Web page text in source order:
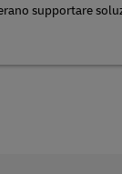
supportare